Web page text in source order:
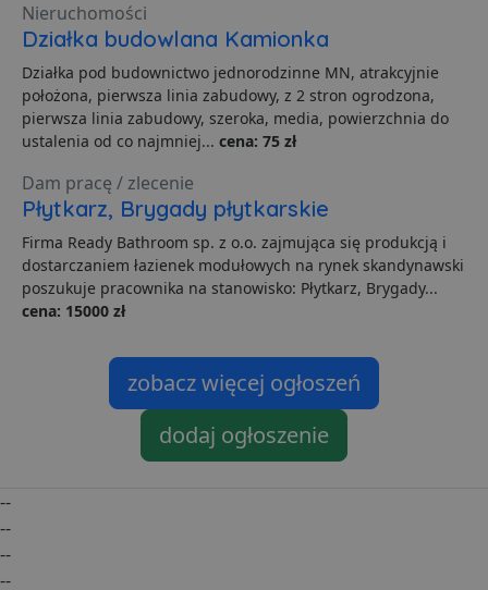
Nieruchomości
Działka budowlana Kamionka
Działka pod budownictwo jednorodzinne MN, atrakcyjnie
położona, pierwsza linia zabudowy, z 2 stron ogrodzona,
pierwsza linia zabudowy, szeroka, media, powierzchnia do
ustalenia od co najmniej... cena: 75 zł
Dam pracę / zlecenie
Płytkarz, Brygady płytkarskie
Firma Ready Bathroom sp. z o.o. zajmująca się produkcją i
dostarczaniem łazienek modułowych na rynek skandynawski
poszukuje pracownika na stanowisko: Płytkarz, Brygady...
cena: 15000 zł
zobacz więcej ogłoszeń
dodaj ogłoszenie
--
--
--
--
Niezbędne Wydajność
Targetowanie
Funkcjonalność
Niesklasyfikowane
Niezbędne pliki cookie umożliwiają korzystanie z
podstawowych funkcji strony internetowej, takich jak
logowanie użytkownika i zarządzanie kontem. Bez
korzystać ze strony internetowej.
Nazwa
Dostawca/
Domena
przechowywania
ban0 .lubartow24.pl
4 minuty 57
sekund
CookieScriptConsent
CookieScript
lubartow24.pl